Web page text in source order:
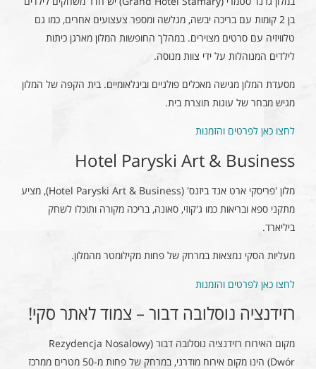
בן 2 קומות עם בריכה יבשה, מגלשה ומספר צעצועים אחרים, כמו גם
טלוויזיה עם סרטים מצוירים. במהלך החופשות המלון מארגן כיתות
לילדים המנוהלות על ידי צוות מנוסה.
מסעדת המלון מגישה מאכלים פולניים ובינלאומיים. בית הקפה של המלון
מגיש מבחר של עוגות תוצרת בית.
לחצו כאן לפרטים והזמנות
Hotel Paryski Art & Business
מלון 'פריסקי ארט אנד ביזנס' (Hotel Paryski Art & Business), מציע
מתקני ספא ובריאות כמו ג'קוזי, סאונה, בריכה מקורה ותוכלו לשחק
ביליארד.
מעליות הסקי נמצאות במרחק של פחות מקילומטר מהמלון.
לחצו כאן לפרטים והזמנות
רזידנציה נוסלובה דבור – צמוד לאתר סקי!
מקום האירוח רזידנציה נוסלובה דבור (Rezydencja Nosalowy
Dwór) הינו מקום אירוח מודרני, במרחק של פחות מ-50 מטרים ממרכז